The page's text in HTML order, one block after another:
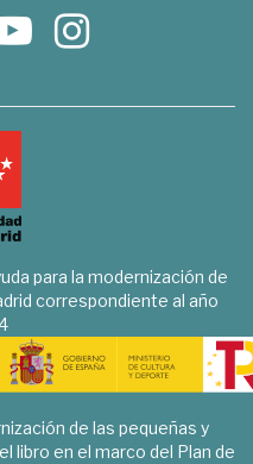
para la modernización de
correspondiente al año
de las pequeñas y
libro en el marco del Plan de